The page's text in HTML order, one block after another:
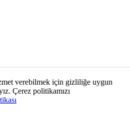
verebilmek için gizliliğe uygun
Çerez politikamızı